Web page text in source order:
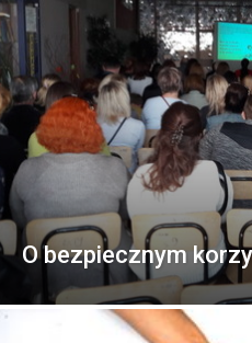
O bezpiecznym